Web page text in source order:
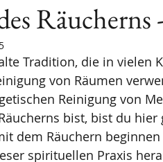
Tradition, die in vielen
von Räumen
Reinigung von
bist, bist du
dem Räuchern
spirituellen Praxis